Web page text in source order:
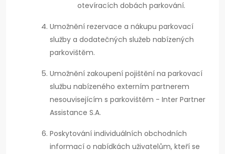
otevíracích dobách parkování.
Umožnění rezervace a nákupu parkovací
služby a dodatečných služeb nabízených
parkovištěm.
Umožnění zakoupení pojištění na parkovací
službu nabízeného externím partnerem
nesouvisejícím s parkovištěm - Inter Partner
Assistance S.A.
Poskytování individuálních obchodních
informací o nabídkách uživatelům, kteří se